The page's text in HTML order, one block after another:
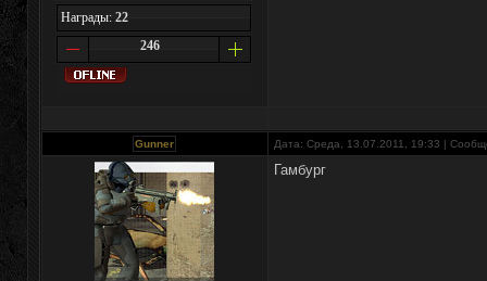
Награды: 22
246
Gunner Дата: Среда, 13.07.2011, 19:33 |
Гамбург